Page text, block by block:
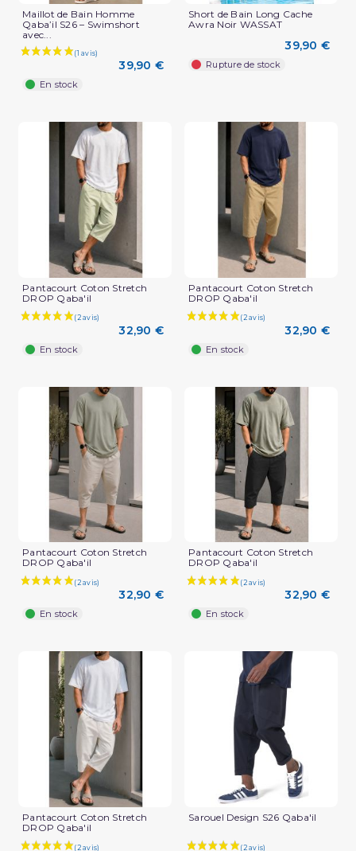
Maillot de Bain Homme
Qaba’il S26 – Swimshort
avec...
39,90 €
En stock
Short de Bain Long Cache
Awra Noir WASSAT
39,90 €
Rupture de stock
Pantacourt Coton Stretch
DROP Qaba'il
32,90 €
En stock
Pantacourt Coton Stretch
DROP Qaba'il
32,90 €
En stock
Pantacourt Coton Stretch
DROP Qaba'il
32,90 €
En stock
Pantacourt Coton Stretch
DROP Qaba'il
32,90 €
En stock
Pantacourt Coton Stretch
DROP Qaba'il
Sarouel Design S26 Qaba'il